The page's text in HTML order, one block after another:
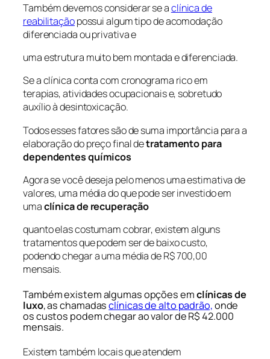
Também devemos considerar se aclínica de
reabilitaçãopossui algum tipo de acomodação
diferenciada ou privativa e
uma estrutura muito bem montada e diferenciada.
Se a clínica conta com cronograma rico em
terapias, atividades ocupacionais e, sobretudo
auxílio à desintoxicação.
Todos esses fatores são de suma importância para a
elaboração do preço final detratamento para
dependentes químicos
Agora se você deseja pelo menos uma estimativa de
valores, uma média do que pode ser investido em
umaclínica de recuperação
quanto elas costumam cobrar, existem alguns
tratamentos que podem ser de baixo custo,
podendo chegar a uma média de R$ 700,00
mensais.
Também existem algumas opções emclínicas de
luxo, as chamadasclínicas de alto padrão,onde
os custos podem chegar ao valor de R$ 42.000
mensais.
Existem também locais que atendem